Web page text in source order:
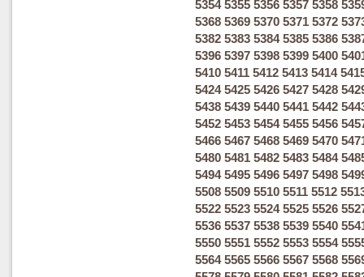
5354 5355 5356 5357 5358
5368 5369 5370 5371 5372
5382 5383 5384 5385 5386
5396 5397 5398 5399 5400
5410 5411 5412 5413 5414
5424 5425 5426 5427 5428
5438 5439 5440 5441 5442
5452 5453 5454 5455 5456
5466 5467 5468 5469 5470
5480 5481 5482 5483 5484
5494 5495 5496 5497 5498
5508 5509 5510 5511 5512
5522 5523 5524 5525 5526
5536 5537 5538 5539 5540
5550 5551 5552 5553 5554
5564 5565 5566 5567 5568